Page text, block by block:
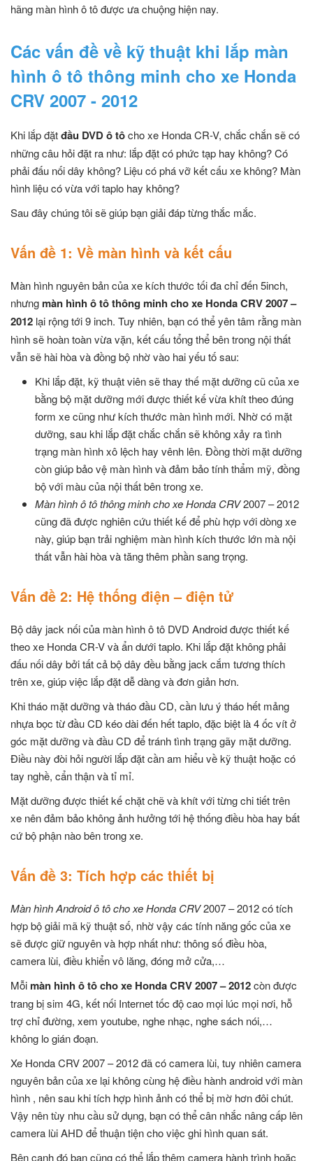
hãng màn hình ô tô được ưa chuộng hiện nay.
Các vấn đề về kỹ thuật khi lắp màn
hình ô tô thông minh cho xe Honda
CRV 2007 - 2012
Khi lắp đặtđầu DVDô tôcho xe Honda CR-V, chắc chắn sẽ có
những câu hỏi đặt ra như: lắp đặt có phức tạp hay không? Có
phải đấu nối dây không? Liệu có phá vỡ kết cấu xe không? Màn
hình liệu có vừa với taplo hay không?
Sau đây chúng tôi sẽ giúp bạn giải đáp từng thắc mắc.
Vấn đề 1: Về màn hình và kết cấu
Màn hình nguyên bản của xe kích thước tối đa chỉ đến 5inch,
nhưng màn hình ô tô thông minh cho xe Honda CRV 2007 –
2012 lại rộng tới 9 inch. Tuy nhiên, bạn có thể yên tâm rằng màn
hình sẽ hoàn toàn vừa vặn, kết cấu tổng thể bên trong nội thất
vẫn sẽ hài hòa và đồng bộ nhờ vào hai yếu tố sau:
Khi lắp đặt, kỹ thuật viên sẽ thay thế mặt dưỡng cũ của xe
bằng bộ mặt dưỡng mới được thiết kế vừa khít theo đúng
form xe cũng như kích thước màn hình mới. Nhờ có mặt
dưỡng, sau khi lắp đặt chắc chắn sẽ không xảy ra tình
trạng màn hình xô lệch hay vênh lên. Đồng thời mặt dưỡng
còn giúp bảo vệ màn hình và đảm bảo tính thẩm mỹ, đồng
bộ với màu của nội thất bên trong xe.
Màn hình ô tô thông minh cho xe Honda CRV2007 – 2012
cũng đã được nghiên cứu thiết kế để phù hợp với dòng xe
này, giúp bạn trải nghiệm màn hình kích thước lớn mà nội
thất vẫn hài hòa và tăng thêm phần sang trọng.
Vấn đề 2: Hệ thống điện – điện tử
Bộ dây jack nối của màn hình ô tô DVD Android được thiết kế
theo xe Honda CR-V và ẩn dưới taplo. Khi lắp đặt không phải
đấu nối dây bởi tất cả bộ dây đều bằng jack cắm tương thích
trên xe, giúp việc lắp đặt dễ dàng và đơn giản hơn.
Khi tháo mặt dưỡng và tháo đầu CD, cần lưu ý tháo hết mảng
nhựa bọc từ đầu CD kéo dài đến hết taplo, đặc biệt là 4 ốc vít ở
góc mặt dưỡng và đầu CD để tránh tình trạng gãy mặt dưỡng.
Điều này đòi hỏi người lắp đặt cần am hiểu về kỹ thuật hoặc có
tay nghề, cẩn thận và tỉ mỉ.
Mặt dưỡng được thiết kế chặt chẽ và khít với từng chi tiết trên
xe nên đảm bảo không ảnh hưởng tới hệ thống điều hòa hay bất
cứ bộ phận nào bên trong xe.
Vấn đề 3: Tích hợp các thiết bị
Màn hình Android ô tô cho xe Honda CRV2007 – 2012 có tích
hợp bộ giải mã kỹ thuật số, nhờ vậy các tính năng gốc của xe
sẽ được giữ nguyên và hợp nhất như: thông số điều hòa,
camera lùi, điều khiển vô lăng, đóng mở cửa,…
Mỗi màn hình ô tô cho xe Honda CRV 2007 – 2012còn được
trang bị sim 4G, kết nối Internet tốc độ cao mọi lúc mọi nơi, hỗ
trợ chỉ đường, xem youtube, nghe nhạc, nghe sách nói,…
không lo gián đoạn.
Xe Honda CRV 2007 – 2012 đã có camera lùi, tuy nhiên camera
nguyên bản của xe lại không cùng hệ điều hành android với màn
hình , nên sau khi tích hợp hình ảnh có thể bị mờ hơn đôi chút.
Vậy nên tùy nhu cầu sử dụng, bạn có thể cân nhắc nâng cấp lên
camera lùi AHD để thuận tiện cho việc ghi hình quan sát.
Bên cạnh đó bạn cũng có thể lắp thêm camera hành trình hoặc